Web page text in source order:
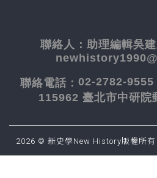
聯絡人： 助理編輯
聯絡電話： 02-2782-
115962 臺北市中研院
2026 © 新史學New History版權所